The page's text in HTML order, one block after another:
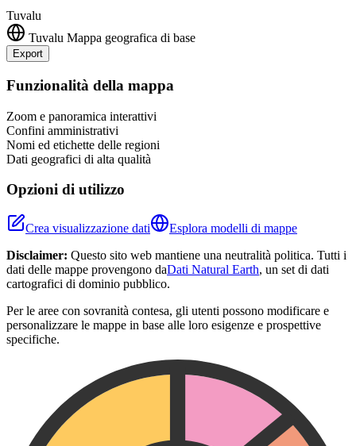
Tuvalu
Tuvalu Mappa geografica di base
Export
+
Funzionalità della mappa
Zoom e panoramica interattivi
Confini amministrativi
Nomi ed etichette delle regioni
Dati geografici di alta qualità
Opzioni di utilizzo
Crea visualizzazione dati
Esplora modelli di mappe
Disclaimer: Questo sito web mantiene una neutralità politica. Tutti i
dati delle mappe provengono daDati Natural Earth, un set di dati
cartografici di dominio pubblico.
Per le aree con sovranità contesa, gli utenti possono modificare e
personalizzare le mappe in base alle loro esigenze e prospettive
specifiche.